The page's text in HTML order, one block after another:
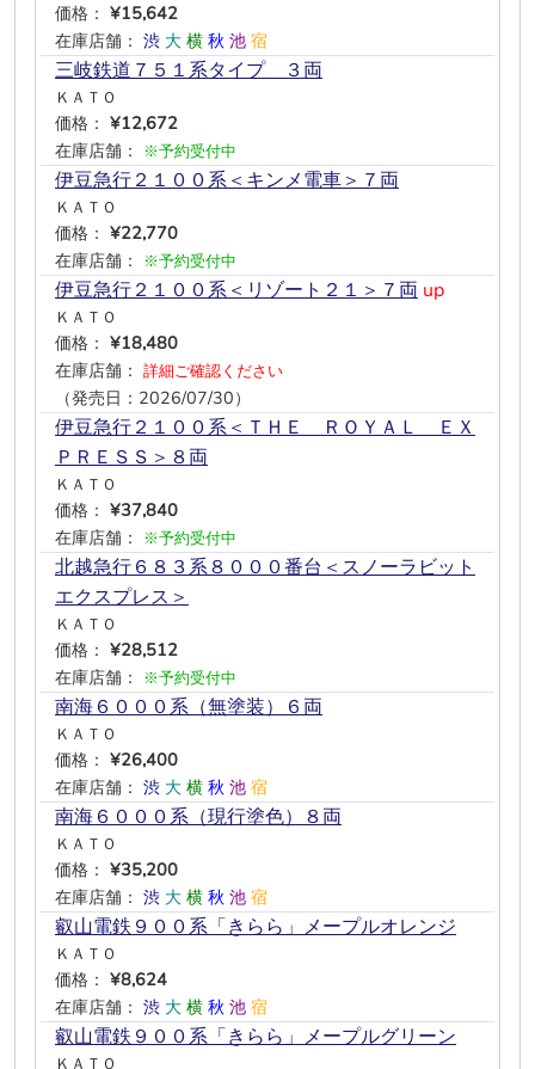
価格： ¥15,642
在庫店舗： 渋 大 横 秋 池 宿
三岐鉄道７５１系タイプ ３両
ＫＡＴＯ
価格： ¥12,672
在庫店舗：
※予約受付中
伊豆急行２１００系＜キンメ電車＞７両
ＫＡＴＯ
価格： ¥22,770
在庫店舗：
※予約受付中
伊豆急行２１００系＜リゾート２１＞７両 up
ＫＡＴＯ
価格： ¥18,480
在庫店舗： 詳細ご確認ください
（発売日：2026/07/30）
伊豆急行２１００系＜ＴＨＥ ＲＯＹＡＬ ＥＸ
ＰＲＥＳＳ＞８両
ＫＡＴＯ
価格： ¥37,840
在庫店舗：
※予約受付中
北越急行６８３系８０００番台＜スノーラビット
エクスプレス＞
ＫＡＴＯ
価格： ¥28,512
在庫店舗：
※予約受付中
南海６０００系（無塗装）６両
ＫＡＴＯ
価格： ¥26,400
在庫店舗： 渋 大 横 秋 池 宿
南海６０００系（現行塗色）８両
ＫＡＴＯ
価格： ¥35,200
在庫店舗： 渋 大 横 秋 池 宿
叡山電鉄９００系「きらら」メープルオレンジ
ＫＡＴＯ
価格： ¥8,624
在庫店舗： 渋 大 横 秋 池 宿
叡山電鉄９００系「きらら」メープルグリーン
ＫＡＴＯ